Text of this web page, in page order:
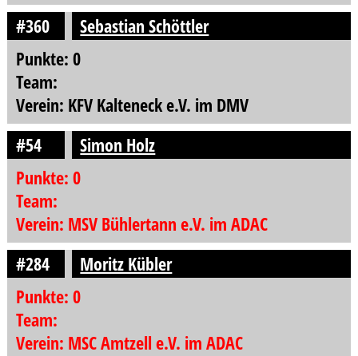
#360
Sebastian Schöttler
Punkte: 0
Team:
Verein: KFV Kalteneck e.V. im DMV
#54
Simon Holz
Punkte: 0
Team:
Verein: MSV Bühlertann e.V. im ADAC
#284
Moritz Kübler
Punkte: 0
Team:
Verein: MSC Amtzell e.V. im ADAC